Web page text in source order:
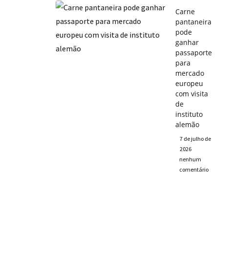
Carne
pantaneira
pode
ganhar
passaporte
para
mercado
europeu
com visita
de
instituto
alemão
7 de julho de
2026
nenhum
comentário